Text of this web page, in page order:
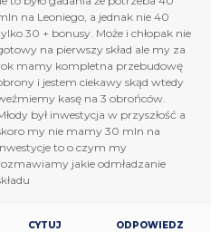
na Leoniego, a jednak nie 40
30 + bonusy. Może i chłopak nie
na pierwszy skład ale my za
mamy kompletna przebudowę
i jestem ciekawy skąd wtedy
kasę na 3 obrońców.
był inwestycja w przyszłość a
my nie mamy 30 mln na
to o czym my
jakie odmładzanie
CYTUJ ODPOWIEDZ